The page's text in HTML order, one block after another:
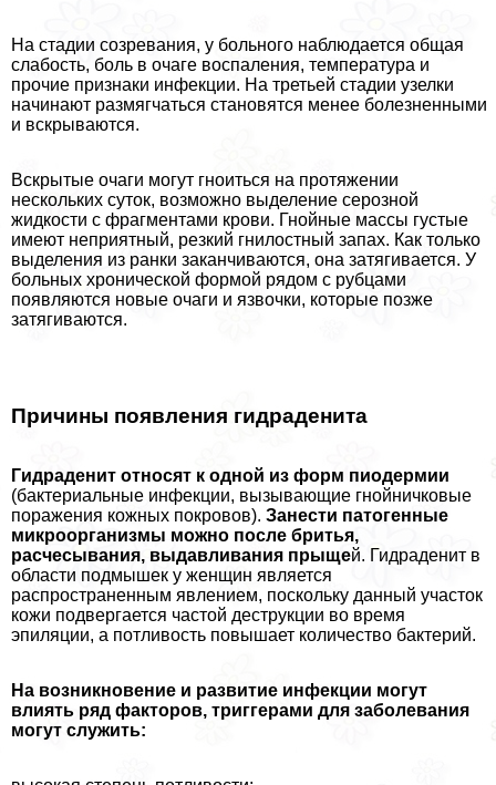
На стадии созревания, у больного наблюдается общая
слабость, боль в очаге воспаления, температура и
прочие признаки инфекции. На третьей стадии узелки
начинают размягчаться становятся менее болезненными
и вскрываются.
Вскрытые очаги могут гноиться на протяжении
нескольких суток, возможно выделение серозной
жидкости с фрагментами крови. Гнойные массы густые
имеют неприятный, резкий гнилостный запах. Как только
выделения из ранки заканчиваются, она затягивается. У
больных хронической формой рядом с рубцами
появляются новые очаги и язвочки, которые позже
затягиваются.
Причины появления гидраденита
Гидраденит относят к одной из форм пиодермии
(бактериальные инфекции, вызывающие гнойничковые
поражения кожных покровов). Занести патогенные
микроорганизмы можно после бритья,
расчесывания, выдавливания прыщей. Гидраденит в
области подмышек у женщин является
распространенным явлением, поскольку данный участок
кожи подвергается частой деструкции во время
эпиляции, а потливость повышает количество бактерий.
На возникновение и развитие инфекции могут
влиять ряд факторов, триггерами для заболевания
могут служить: